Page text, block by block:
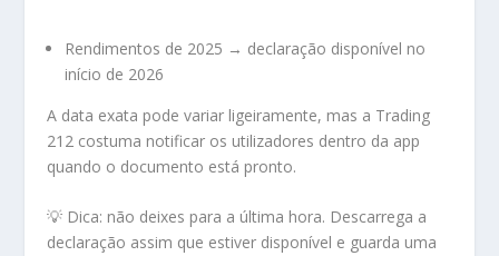
Rendimentos de 2025 → declaração disponível no
início de 2026
A data exata pode variar ligeiramente, mas a Trading
212 costuma notificar os utilizadores dentro da app
quando o documento está pronto.
💡 Dica: não deixes para a última hora. Descarrega a
declaração assim que estiver disponível e guarda uma